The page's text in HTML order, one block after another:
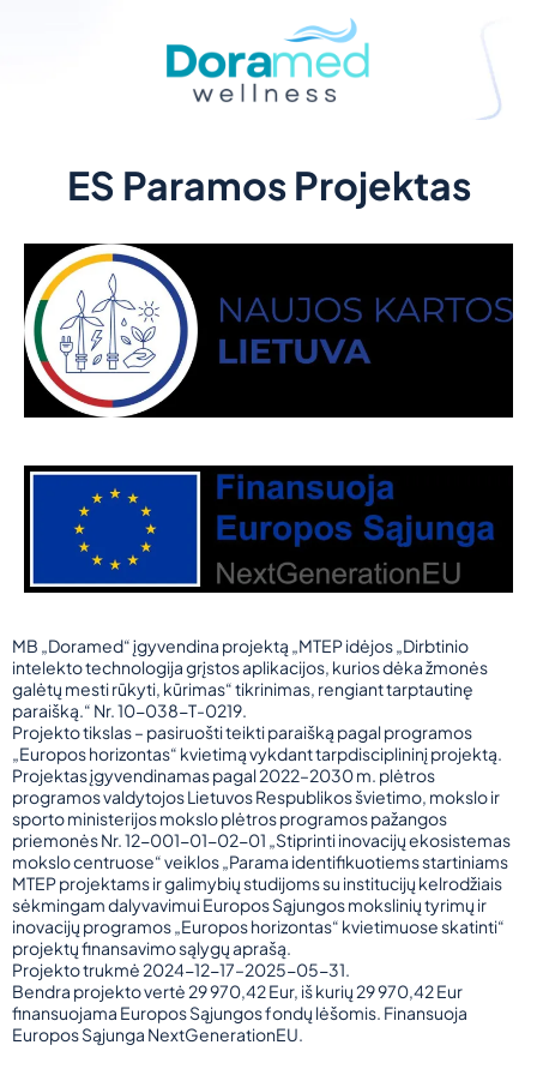
ES Paramos Projektas
MB „Doramed“ įgyvendina projektą „MTEP idėjos „Dirbtinio
intelekto technologija grįstos aplikacijos, kurios dėka žmonės
galėtų mesti rūkyti, kūrimas“ tikrinimas, rengiant tarptautinę
paraišką.“ Nr. 10-038-T-0219.
Projekto tikslas – pasiruošti teikti paraišką pagal programos
„Europos horizontas“ kvietimą vykdant tarpdisciplininį projektą.
Projektas įgyvendinamas pagal 2022–2030 m. plėtros
programos valdytojos Lietuvos Respublikos švietimo, mokslo ir
sporto ministerijos mokslo plėtros programos pažangos
priemonės Nr. 12-001-01-02-01 „Stiprinti inovacijų ekosistemas
mokslo centruose“ veiklos „Parama identifikuotiems startiniams
MTEP projektams ir galimybių studijoms su institucijų kelrodžiais
sėkmingam dalyvavimui Europos Sąjungos mokslinių tyrimų ir
inovacijų programos „Europos horizontas“ kvietimuose skatinti“
projektų finansavimo sąlygų aprašą.
Projekto trukmė 2024-12-17–2025-05-31.
Bendra projekto vertė 29 970,42 Eur, iš kurių 29 970,42 Eur
finansuojama Europos Sąjungos fondų lėšomis. Finansuoja
Europos Sąjunga NextGenerationEU.